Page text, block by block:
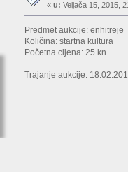
« u: Veljača 15, 2015,
Predmet aukcije: enhitreje
Količina: startna kultura
Početna cijena: 25 kn
Trajanje aukcije: